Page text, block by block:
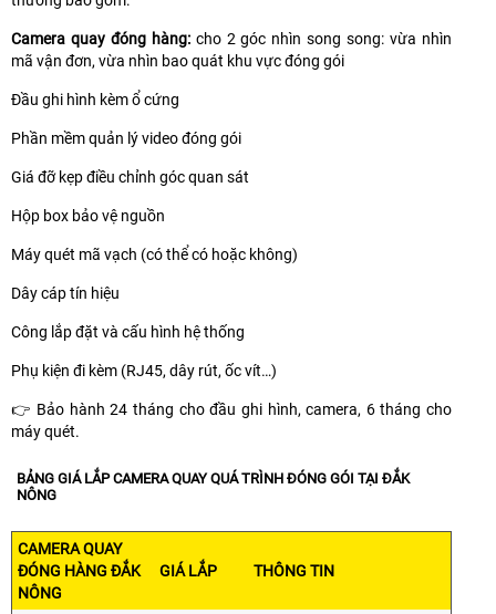
Camera quay đóng hàng: cho 2 góc nhìn song song: vừa nhìn
mã vận đơn, vừa nhìn bao quát khu vực đóng gói
Đầu ghi hình kèm ổ cứng
Phần mềm quản lý video đóng gói
Giá đỡ kẹp điều chỉnh góc quan sát
Hộp box bảo vệ nguồn
Máy quét mã vạch (có thể có hoặc không)
Dây cáp tín hiệu
Công lắp đặt và cấu hình hệ thống
Phụ kiện đi kèm (RJ45, dây rút, ốc vít…)
👉 Bảo hành 24 tháng cho đầu ghi hình, camera, 6 tháng cho
máy quét.
BẢNG GIÁ LẮP CAMERA QUAY QUÁ TRÌNH ĐÓNG GÓI TẠI ĐẮK
NÔNG
CAMERA QUAY
ĐÓNG HÀNG ĐẮK
NÔNG
GIÁ LẮP THÔNG TIN